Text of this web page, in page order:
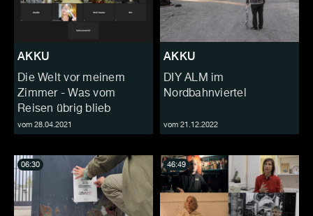
AKKU
Die Welt vor meinem
Zimmer - Was vom
Reisen übrig blieb
vom 28.04.2021
AKKU
DIY ALM im
Nordbahnviertel
vom 21.12.2022
06:30 46:49